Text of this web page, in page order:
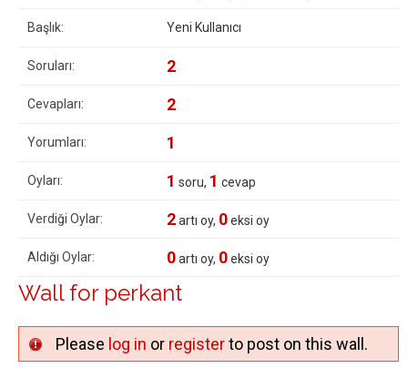
Başlık: Yeni Kullanıcı
Soruları: 2
Cevapları: 2
Yorumları: 1
Oyları: 1 soru, 1 cevap
Verdiği Oylar: 2artı oy, 0eksi oy
Aldığı Oylar: 0artı oy, 0eksi oy
Wall for perkant
Please log in or registerto post on this wall.